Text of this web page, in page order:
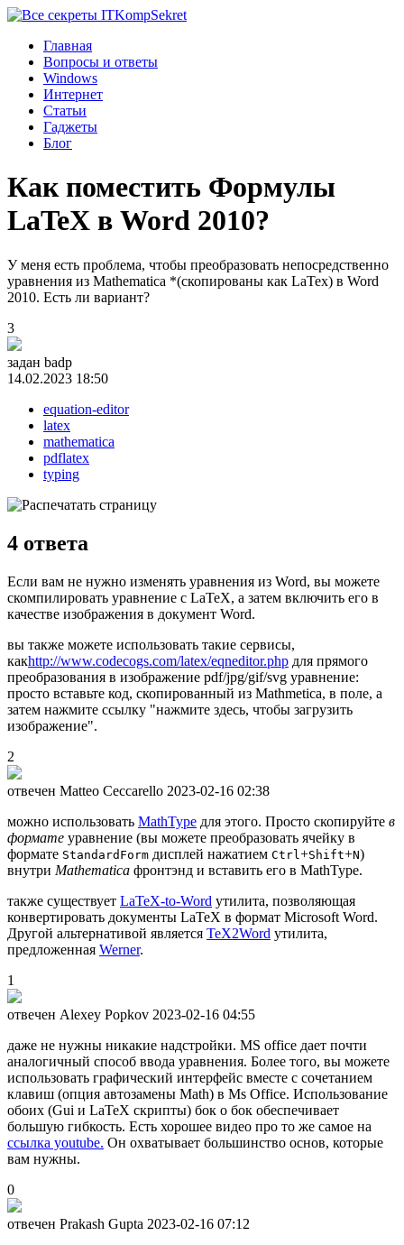
KompSekret
Главная
Вопросы и ответы
Windows
Интернет
Статьи
Гаджеты
Блог
Как поместить Формулы
LaTeX в Word 2010?
У меня есть проблема, чтобы преобразовать непосредственно
уравнения из Mathematica *(скопированы как LaTex) в Word
2010. Есть ли вариант?
3
задан badp
14.02.2023 18:50
equation-editor
latex
mathematica
pdflatex
typing
4 ответа
Если вам не нужно изменять уравнения из Word, вы можете
скомпилировать уравнение с LaTeX, а затем включить его в
качестве изображения в документ Word.
вы также можете использовать такие сервисы,
какhttp://www.codecogs.com/latex/eqneditor.php для прямого
преобразования в изображение pdf/jpg/gif/svg уравнение:
просто вставьте код, скопированный из Mathmetica, в поле, а
затем нажмите ссылку "нажмите здесь, чтобы загрузить
изображение".
2
отвечен Matteo Ceccarello 2023-02-16 02:38
можно использовать MathType для этого. Просто скопируйте в
формате уравнение (вы можете преобразовать ячейку в
формате StandardForm дисплей нажатием Ctrl +Shift+N)
внутри Mathematica фронтэнд и вставить его в MathType.
также существует LaTeX-to-Word утилита, позволяющая
конвертировать документы LaTeX в формат Microsoft Word.
Другой альтернативой является TeX2Word утилита,
предложенная Werner.
1
отвечен Alexey Popkov 2023-02-16 04:55
даже не нужны никакие надстройки. MS office дает почти
аналогичный способ ввода уравнения. Более того, вы можете
использовать графический интерфейс вместе с сочетанием
клавиш (опция автозамены Math) в Ms Office. Использование
обоих (Gui и LaTeX скрипты) бок о бок обеспечивает
большую гибкость. Есть хорошее видео про то же самое на
ссылка youtube. Он охватывает большинство основ, которые
вам нужны.
0
отвечен Prakash Gupta 2023-02-16 07:12